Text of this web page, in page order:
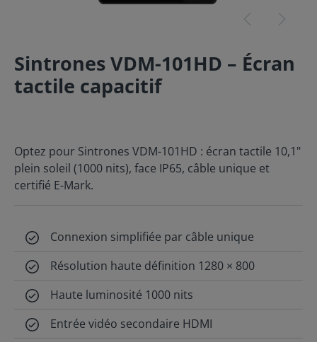
Sintrones VDM-101HD – Écran
tactile capacitif
Optez pour Sintrones VDM-101HD : écran tactile 10,1"
plein soleil (1000 nits), face IP65, câble unique et
certifié E-Mark.
Connexion simplifiée par câble unique
Résolution haute définition 1280 × 800
Haute luminosité 1000 nits
Entrée vidéo secondaire HDMI